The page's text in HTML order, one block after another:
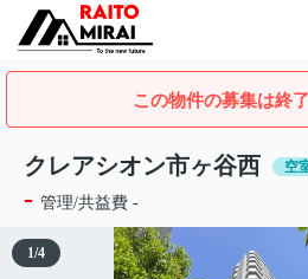
この物件の募集は終
クレアシオン市ヶ谷西 空
- 管理/共益費 -
1/4